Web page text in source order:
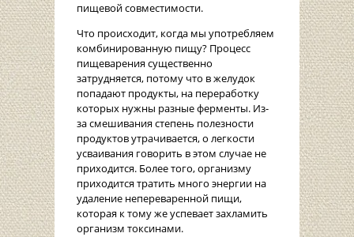
пищевой совместимости.
Что происходит, когда мы употребляем
комбинированную пищу? Процесс
пищеварения существенно
затрудняется, потому что в желудок
попадают продукты, на переработку
которых нужны разные ферменты. Из-
за смешивания степень полезности
продуктов утрачивается, о легкости
усваивания говорить в этом случае не
приходится. Более того, организму
приходится тратить много энергии на
удаление непереваренной пищи,
которая к тому же успевает захламить
организм токсинами.